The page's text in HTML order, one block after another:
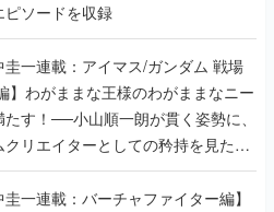
ピソードを収録
圭一連載：アイマス/ガンダム 戦場
】わがままな王様のわがままなニー
たす！──小山順一朗が貫く姿勢に、
クリエイターとしての矜持を見た
のいたり最終回】
圭一連載：バーチャファイター編】